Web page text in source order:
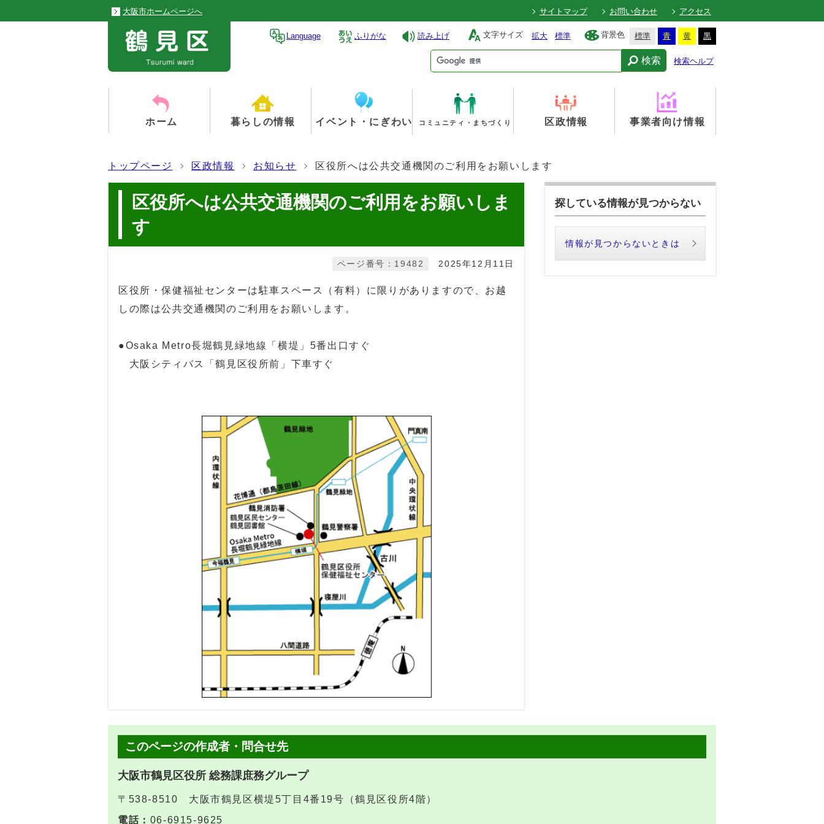
大阪市ホームページへ サイトマップ お問い合わせ アクセス
Language ふりがな 読み上げ 文字サイズ 拡大 標準 背景色 標準 青 黄 黒
検索 検索ヘルプ
ホーム 暮らしの情報 イベント・にぎわい コミュニティ・まちづくり 区政情報 事業者向け情報
トップページ 区政情報 お知らせ 区役所へは公共交通機関のご利用をお願いします
区役所へは公共交通機関のご利用をお願いしま
す
2025年12月11日
ページ番号：19482
区役所・保健福祉センターは駐車スペース（有料）に限りがありますので、お越
しの際は公共交通機関のご利用をお願いします。
●Osaka Metro長堀鶴見緑地線「横堤」5番出口すぐ
大阪シティバス「鶴見区役所前」下車すぐ
探している情報が見つからない
情報が見つからないときは
このページの作成者・問合せ先
大阪市鶴見区役所 総務課庶務グループ
〒538-8510 大阪市鶴見区横堤5丁目4番19号（鶴見区役所4階）
電話： 06-6915-9625